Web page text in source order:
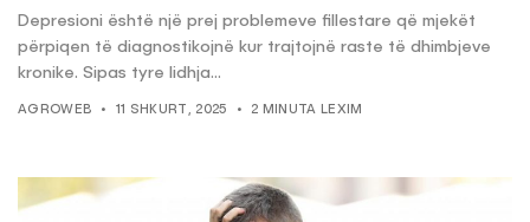
Depresioni është një prej problemeve fillestare që mjekët
përpiqen të diagnostikojnë kur trajtojnë raste të dhimbjeve
kronike. Sipas tyre lidhja...
AGROWEB 11 SHKURT, 2025 2 MINUTA LEXIM